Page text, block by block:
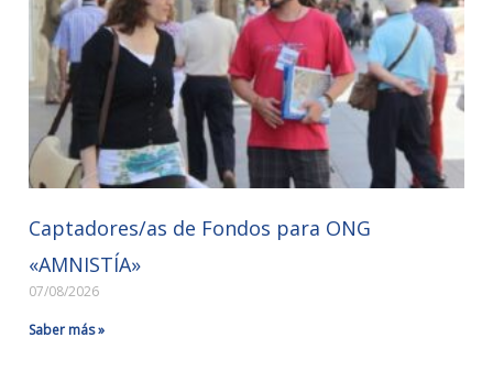
Captadores/as de Fondos para ONG
«AMNISTÍA»
07/08/2026
Saber más »